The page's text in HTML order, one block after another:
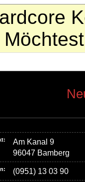
Am Kanal 9
96047 Bamberg
(0951) 13 03 90